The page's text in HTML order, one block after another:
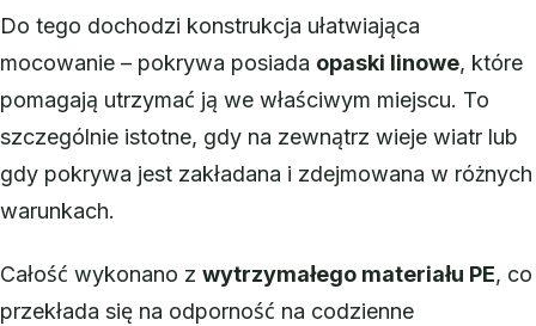
Do tego dochodzi konstrukcja ułatwiająca
mocowanie – pokrywa posiada opaski linowe, które
pomagają utrzymać ją we właściwym miejscu. To
szczególnie istotne, gdy na zewnątrz wieje wiatr lub
gdy pokrywa jest zakładana i zdejmowana w różnych
warunkach.
Całość wykonano z wytrzymałego materiału PE, co
przekłada się na odporność na codzienne